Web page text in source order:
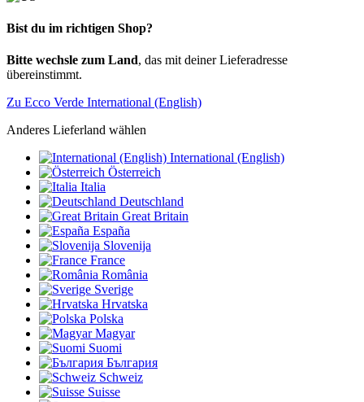
Bist du im richtigen Shop?
Bitte wechsle zum Land, das mit deiner Lieferadresse
übereinstimmt.
Zu Ecco Verde International (English)
Anderes Lieferland wählen
International (English)
Österreich
Italia
Deutschland
Great Britain
España
Slovenija
France
România
Sverige
Hrvatska
Polska
Magyar
Suomi
България
Schweiz
Suisse